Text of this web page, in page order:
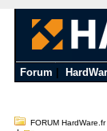
Forum
FORUM HardWare.fr